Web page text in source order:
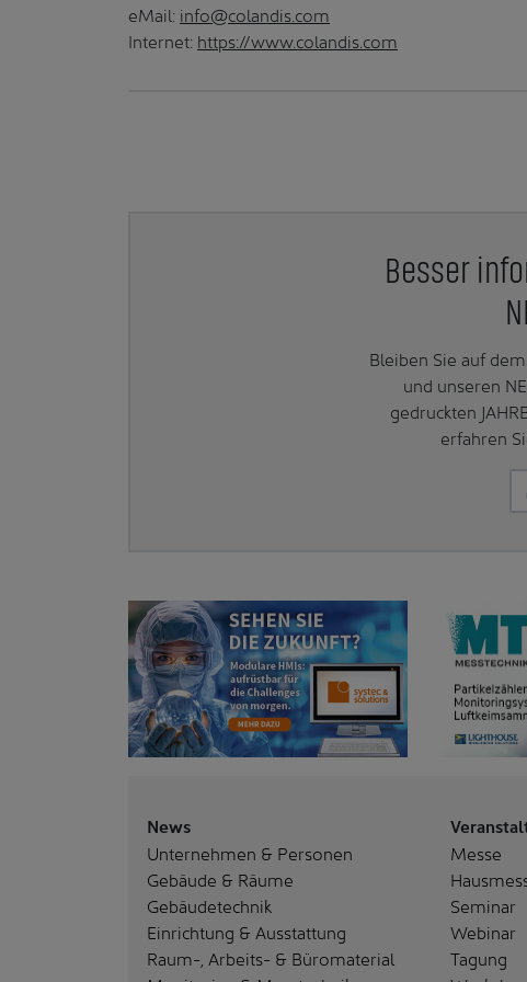
eMail: info@colandis.com
Internet: https://www.colandis.com
Besser
Bleiben Sie auf
und unseren
gedruckten
erfahren
News
Unternehmen & Personen
Gebäude & Räume
Gebäudetechnik
Einrichtung & Ausstattung
Raum-, Arbeits- & Büromaterial
Messe
Seminar
Webinar
Tagung